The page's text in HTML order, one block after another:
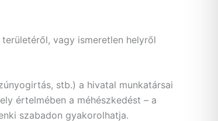
vagy ismeretlen helyről
stb.) a hivatal munkatársai
értelmében a méhészkedést – a
szabadon gyakorolhatja.